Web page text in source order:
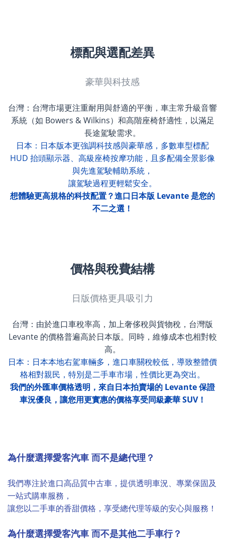
標配與選配差異
豪華與科技感
台灣：台灣市場更注重耐用與舒適的平衡，車主常升級音響
系統（如 Bowers & Wilkins）和高階座椅舒適性，以滿足
長途駕駛需求。
日本：日本版本更強調科技感與豪華感，多數車型標配
HUD 抬頭顯示器、高級座椅按摩功能，且多配備全景影像
與先進駕駛輔助系統，
讓駕駛過程更輕鬆安全。
想體驗更高規格的科技配置？進口日本版 Levante 是您的
不二之選！
價格與稅費結構
日版價格更具吸引力
台灣：由於進口車稅率高，加上奢侈稅與貨物稅，台灣版
Levante 的價格普遍高於日本版。同時，維修成本也相對較
高。
日本：日本本地右駕車輛多，進口車關稅較低，導致整體價
格相對親民，特別是二手車市場，性價比更為突出。
我們的外匯車價格透明，來自日本拍賣場的 Levante 保證
車況優良，讓您用更實惠的價格享受同級豪華 SUV！
為什麼選擇愛客汽車 而不是總代理？
我們專注於進口高品質中古車，提供透明車況、專業保固及
一站式購車服務，
讓您以二手車的香甜價格，享受總代理等級的安心與服務！
為什麼選擇愛客汽車 而不是其他二手車行？